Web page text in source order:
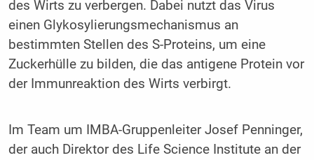
des Wirts zu verbergen. Dabei nutzt das Virus
einen Glykosylierungsmechanismus an
bestimmten Stellen des S-Proteins, um eine
Zuckerhülle zu bilden, die das antigene Protein vor
der Immunreaktion des Wirts verbirgt.
Im Team um IMBA-Gruppenleiter Josef Penninger,
der auch Direktor des Life Science Institute an der